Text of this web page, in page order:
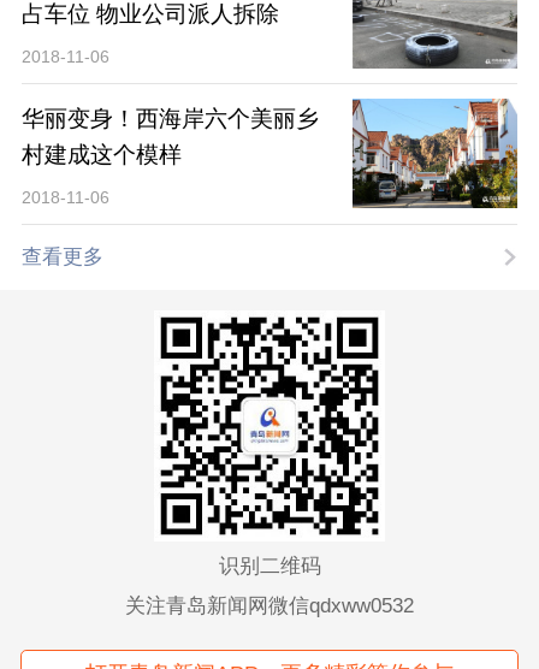
占车位 物业公司派人拆除
2018-11-06
华丽变身！西海岸六个美丽乡
村建成这个模样
2018-11-06
查看更多
识别二维码
关注青岛新闻网微信qdxww0532